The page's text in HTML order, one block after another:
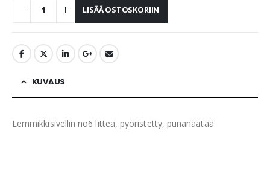
LISÄÄ OSTOSKORIIN
KUVAUS
Lemmikkisivellin no6 litteä, pyöristetty, punanäätää